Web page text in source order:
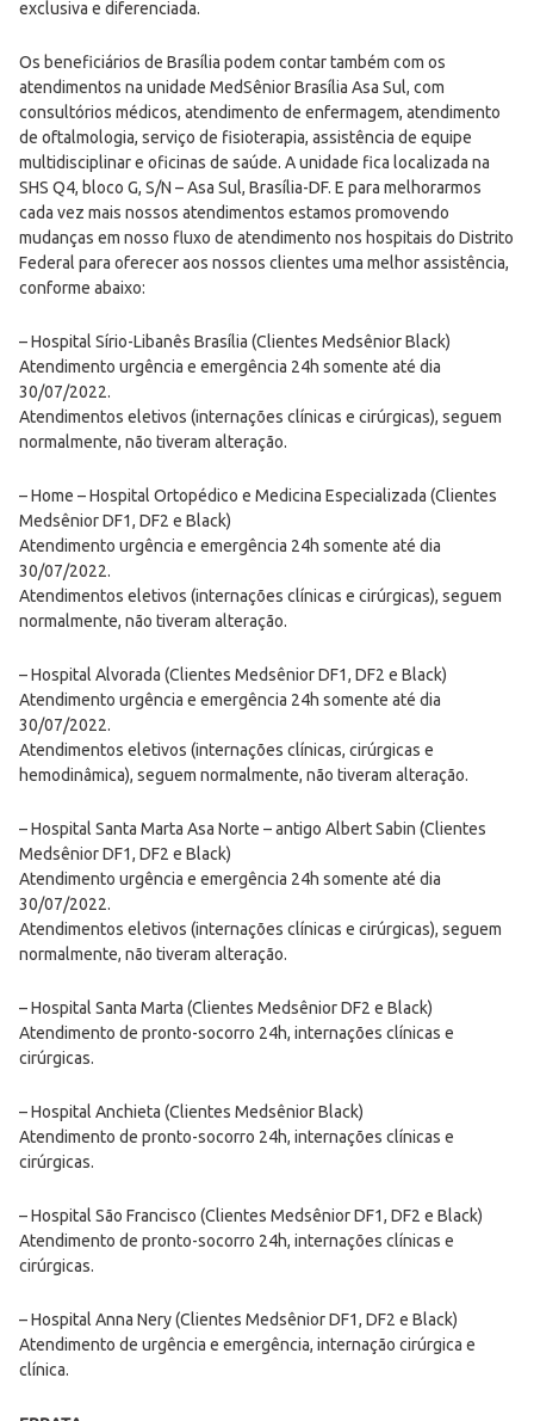
exclusiva e diferenciada.
Os beneficiários de Brasília podem contar também com os
atendimentos na unidade MedSênior Brasília Asa Sul, com
consultórios médicos, atendimento de enfermagem, atendimento
de oftalmologia, serviço de fisioterapia, assistência de equipe
multidisciplinar e oficinas de saúde. A unidade fica localizada na
SHS Q4, bloco G, S/N – Asa Sul, Brasília-DF. E para melhorarmos
cada vez mais nossos atendimentos estamos promovendo
mudanças em nosso fluxo de atendimento nos hospitais do Distrito
Federal para oferecer aos nossos clientes uma melhor assistência,
conforme abaixo:
– Hospital Sírio-Libanês Brasília (Clientes Medsênior Black)
Atendimento urgência e emergência 24h somente até dia
30/07/2022.
Atendimentos eletivos (internações clínicas e cirúrgicas), seguem
normalmente, não tiveram alteração.
– Home – Hospital Ortopédico e Medicina Especializada (Clientes
Medsênior DF1, DF2 e Black)
Atendimento urgência e emergência 24h somente até dia
30/07/2022.
Atendimentos eletivos (internações clínicas e cirúrgicas), seguem
normalmente, não tiveram alteração.
– Hospital Alvorada (Clientes Medsênior DF1, DF2 e Black)
Atendimento urgência e emergência 24h somente até dia
30/07/2022.
Atendimentos eletivos (internações clínicas, cirúrgicas e
hemodinâmica), seguem normalmente, não tiveram alteração.
– Hospital Santa Marta Asa Norte – antigo Albert Sabin (Clientes
Medsênior DF1, DF2 e Black)
Atendimento urgência e emergência 24h somente até dia
30/07/2022.
Atendimentos eletivos (internações clínicas e cirúrgicas), seguem
normalmente, não tiveram alteração.
– Hospital Santa Marta (Clientes Medsênior DF2 e Black)
Atendimento de pronto-socorro 24h, internações clínicas e
cirúrgicas.
– Hospital Anchieta (Clientes Medsênior Black)
Atendimento de pronto-socorro 24h, internações clínicas e
cirúrgicas.
– Hospital São Francisco (Clientes Medsênior DF1, DF2 e Black)
Atendimento de pronto-socorro 24h, internações clínicas e
cirúrgicas.
– Hospital Anna Nery (Clientes Medsênior DF1, DF2 e Black)
Atendimento de urgência e emergência, internação cirúrgica e
clínica.